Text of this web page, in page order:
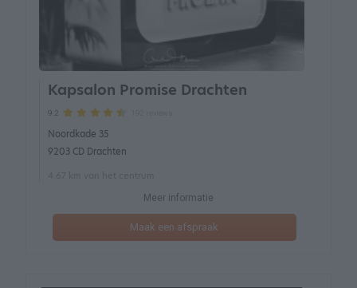
Kapsalon Promise Drachten
9.2
Noordkade 35
9203 CD Drachten
Meer informatie
Maak een afspraak